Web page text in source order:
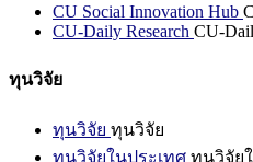
CU Social Innovation Hub
CU-Daily Research CU-
ทุนวิจัย
ทุนวิจัย ทุนวิจัย
ทุนวิจัยในประเทศ ทุนวิจัย